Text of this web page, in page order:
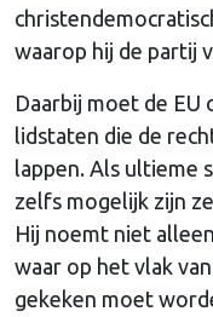
waarop hij de partij
Daarbij moet de
lidstaten die de
lappen. Als ultieme
zelfs mogelijk zijn
Hij noemt niet
waar op het vlak
gekeken moet